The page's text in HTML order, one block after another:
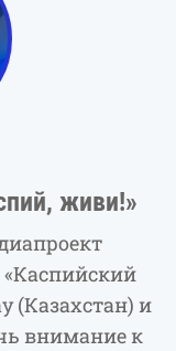
живи!»
(Казахстан) и
внимание к